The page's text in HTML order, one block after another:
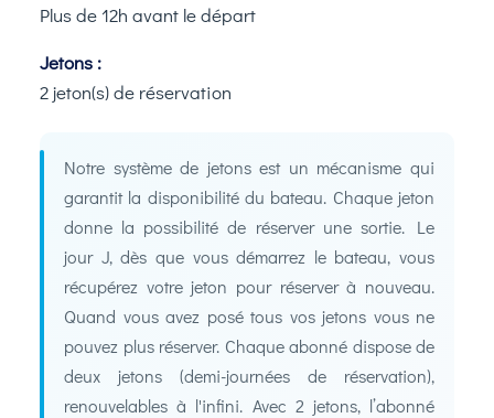
Plus de 12h avant le départ
Jetons :
2 jeton(s) de réservation
Notre système de jetons est un mécanisme qui
garantit la disponibilité du bateau. Chaque jeton
donne la possibilité de réserver une sortie. Le
jour J, dès que vous démarrez le bateau, vous
récupérez votre jeton pour réserver à nouveau.
Quand vous avez posé tous vos jetons vous ne
pouvez plus réserver. Chaque abonné dispose de
deux jetons (demi-journées de réservation),
renouvelables à l'infini. Avec 2 jetons, l’abonné